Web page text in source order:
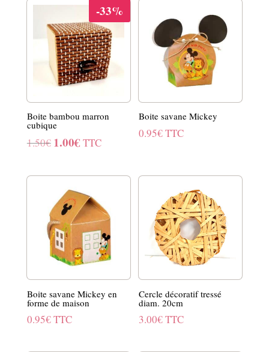
-33%
Boite bambou marron
cubique
1.50€ Le
initial
était :
1.50€.
1.00€Le
actuel
1.00€.
TTC
Boite savane Mickey
0.95€TTC
Boite savane Mickey en
forme de maison
0.95€TTC
Cercle décoratif tressé
diam. 20cm
3.00€TTC